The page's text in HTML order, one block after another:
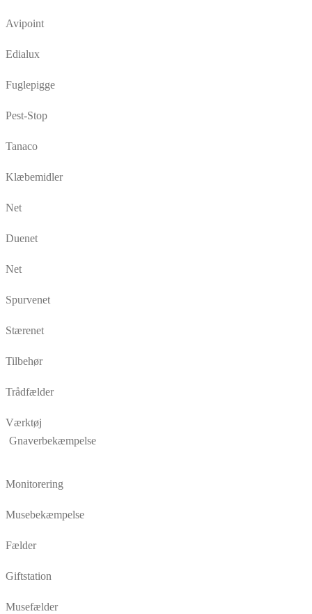
Avipoint
Edialux
Fuglepigge
Pest-Stop
Tanaco
Klæbemidler
Net
Duenet
Net
Spurvenet
Stærenet
Tilbehør
Trådfælder
Værktøj
Gnaverbekæmpelse
Monitorering
Musebekæmpelse
Fælder
Giftstation
Musefælder